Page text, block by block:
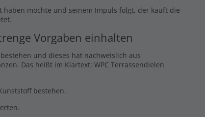
möchte und seinem Impuls folgt, der kauft die
Vorgaben einhalten
bestehen und dieses hat nachweislich aus
Das heißt im Klartext: WPC Terrassendielen
bestehen.